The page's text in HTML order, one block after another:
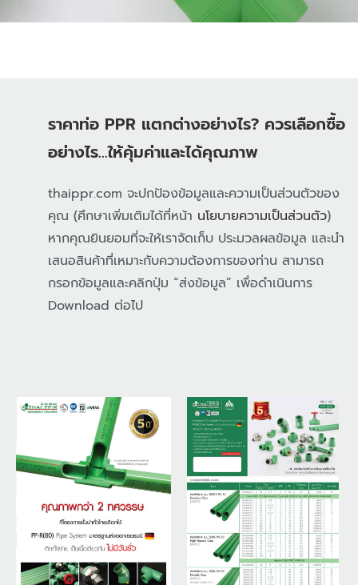
ราคาท่อ PPR แตกต่างอย่างไร? ควรเลือกซื้อ
อย่างไร…ให้คุ้มค่าและได้คุณภาพ
thaippr.com จะปกป้องข้อมูลและความเป็นส่วนตัวของ
คุณ (ศึกษาเพิ่มเติมได้ที่หน้า นโยบายความเป็นส่วนตัว)
หากคุณยินยอมที่จะให้เราจัดเก็บ ประมวลผลข้อมูล และนำ
เสนอสินค้าที่เหมาะกับความต้องการของท่าน สามารถ
กรอกข้อมูลและคลิกปุ่ม “ส่งข้อมูล” เพื่อดำเนินการ
Download ต่อไป